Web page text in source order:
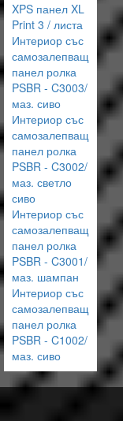
XPS панел XL
Print 3 / листа
Интериор със
самозалепващ
панел ролка
PSBR - C3003/
маз. сиво
Интериор със
самозалепващ
панел ролка
PSBR - C3002/
маз. светло
сиво
Интериор със
самозалепващ
панел ролка
PSBR - C3001/
маз. шампан
Интериор със
самозалепващ
панел ролка
PSBR - C1002/
маз. сиво